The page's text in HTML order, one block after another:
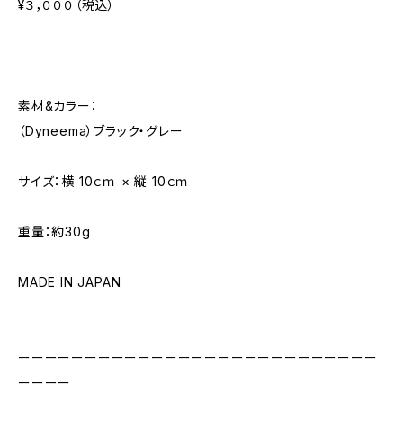
¥３，０００（税込）
素材&カラー：
（Dyneema）ブラック・グレー
サイズ：横 10ｃｍ × 縦 10ｃｍ
重量：約30g
MADE IN JAPAN
ーーーーーーーーーーーーーーーーーーーーーーーーーーー
ーーーー